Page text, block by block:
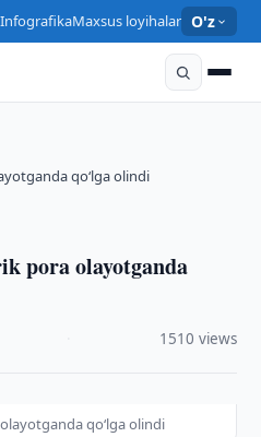
InfografikaMaxsus loyihalar O'z
qo‘lga olindi
pora olayotganda
1510 views
qo‘lga olindi